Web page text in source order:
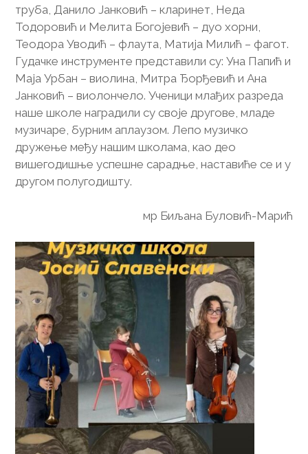
труба, Данило Јанковић – кларинет, Неда
Тодоровић и Мелита Богојевић – дуо хорни,
Теодора Уводић – флаута, Матија Милић – фагот.
Гудачке инструменте представили су: Уна Папић и
Маја Урбан – виолина, Митра Ђорђевић и Ана
Јанковић – виолончело. Ученици млађих разреда
наше школе наградили су своје другове, младе
музичаре, бурним аплаузом. Лепо музичко
дружење међу нашим школама, као део
вишегодишње успешне сарадње, наставиће се и у
другом полугодишту.
мр Биљана Буловић-Марић